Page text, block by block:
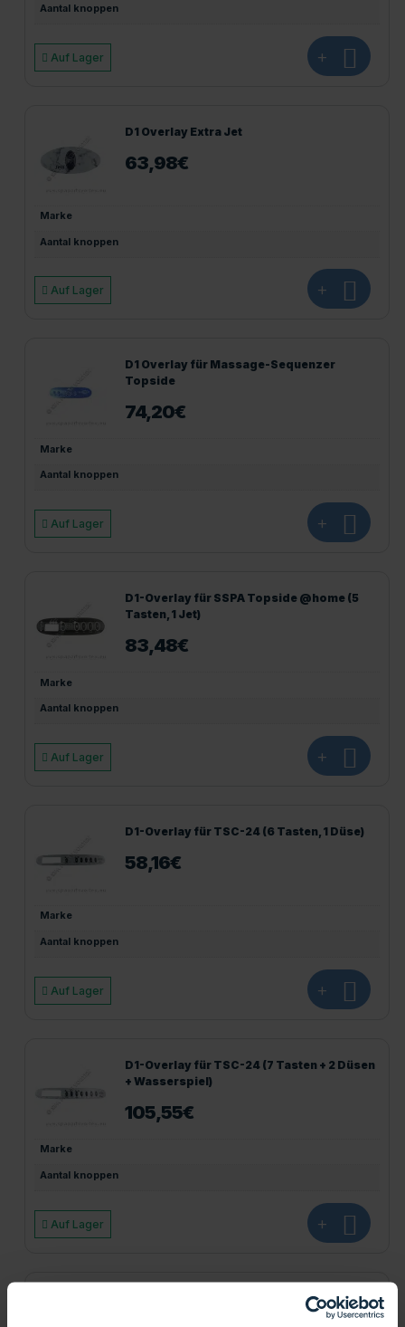
Aantal knoppen
Auf Lager +
D1 Overlay Extra Jet
63,98€
Marke
Aantal knoppen
Auf Lager +
D1 Overlay für Massage-Sequenzer
Topside
74,20€
Marke
Aantal knoppen
Auf Lager +
D1-Overlay für SSPA Topside @home (5
Tasten, 1 Jet)
83,48€
Marke
Aantal knoppen
Auf Lager +
D1-Overlay für TSC-24 (6 Tasten, 1 Düse)
58,16€
Marke
Aantal knoppen
Auf Lager +
D1-Overlay für TSC-24 (7 Tasten + 2 Düsen
+ Wasserspiel)
105,55€
Marke
Aantal knoppen
Auf Lager +
D1-Overlay für TSC-25 (5 Tasten, 1 Düse)